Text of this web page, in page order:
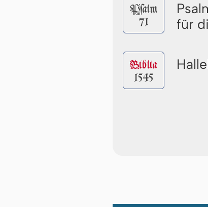
Pſalm
71
für
Biblia
1545